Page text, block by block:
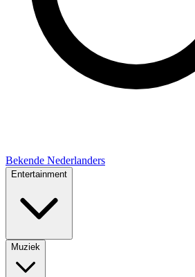
Bekende Nederlanders
Entertainment
Muziek